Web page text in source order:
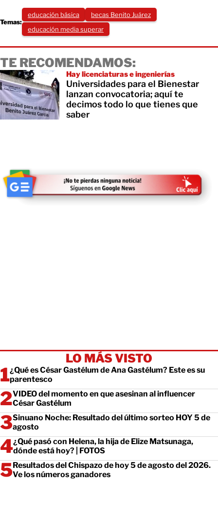
Temas:
educación básica
becas Benito Juárez
educación media superar
TE RECOMENDAMOS:
Hay licenciaturas e ingenierías
Universidades para el Bienestar
lanzan convocatoria; aquí te
decimos todo lo que tienes que
saber
LO MÁS VISTO
¿Qué es César Gastélum de Ana Gastélum? Este es su
parentesco
VIDEO del momento en que asesinan al influencer
César Gastélum
Sinuano Noche: Resultado del último sorteo HOY 5 de
agosto
¿Qué pasó con Helena, la hija de Elize Matsunaga,
dónde está hoy? | FOTOS
Resultados del Chispazo de hoy 5 de agosto del 2026.
Ve los números ganadores